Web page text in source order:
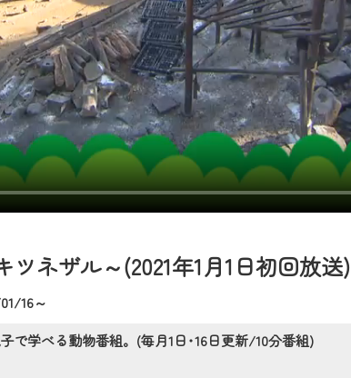
ネザル～(2021年1月1日初回放送)
16～
で学べる動物番組。(毎月1日･16日更新/10分番組)
要となります。
各種サービスをご利用頂くためのIDです。
で設定できます。
スでも作成可能です）
録はこちらから
ご視聴いただけます。
ンテナンス作業を予定しています。
テナンス中」になり、ご利用いただけません。
よろしくお願いいたします。